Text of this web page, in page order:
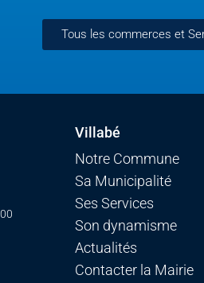
Tous les commerces et
Villabé
Notre Commune
Sa Municipalité
Ses Services
Son dynamisme
Actualités
Contacter la Mairie